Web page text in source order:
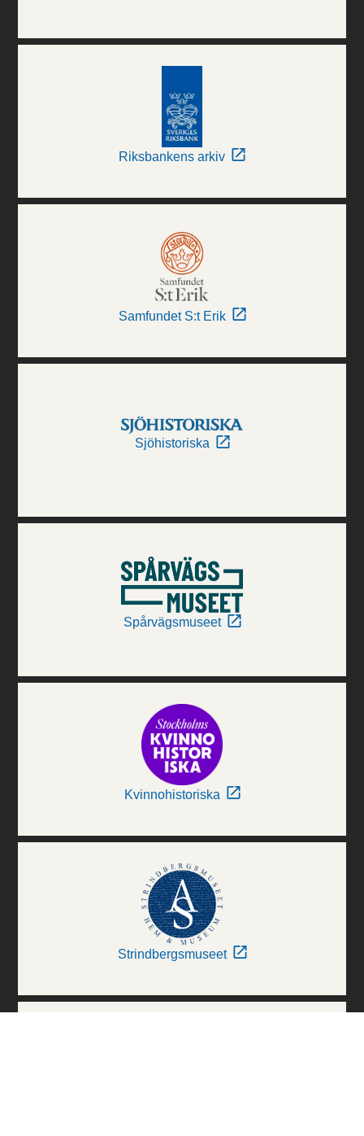
Riksbankens arkiv
Samfundet S:t Erik
Sjöhistoriska
Spårvägsmuseet
Kvinnohistoriska
Strindbergsmuseet